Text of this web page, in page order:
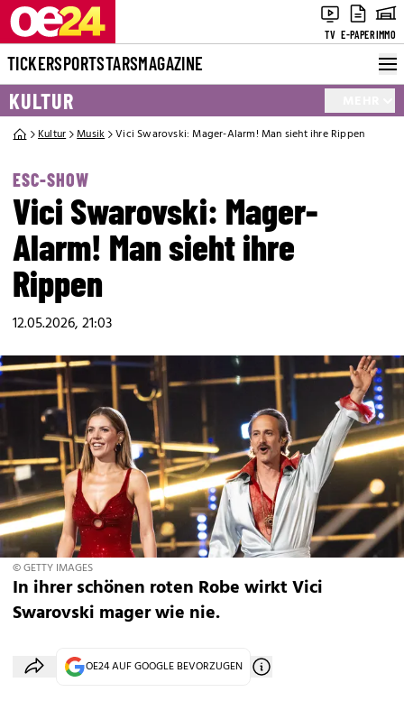
TV E-PAPERIMMO
TICKERSPORTSTARSMAGAZINE
KULTUR
Kultur Musik Vici Swarovski: Mager-Alarm! Man sieht ihre Rippen
ESC-SHOW
Vici Swarovski: Mager-
Alarm! Man sieht ihre
Rippen
12.05.2026, 21:03
© GETTY IMAGES
In ihrer schönen roten Robe wirkt Vici
Swarovski mager wie nie.
OE24 AUF GOOGLE BEVORZUGEN